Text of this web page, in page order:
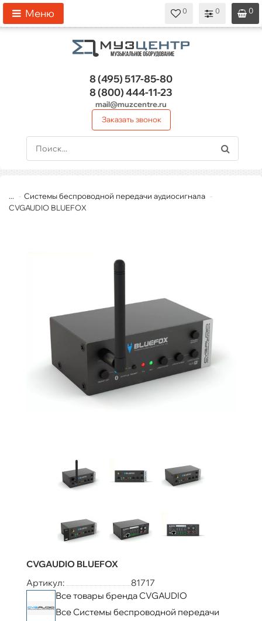
0
0
0
Меню
8 (495)517-85-80
8 (800)444-11-23
mail@muzcentre.ru
Заказать звонок
...
Системы беспроводной передачи аудиосигнала
CVGAUDIO BLUEFOX
CVGAUDIO BLUEFOX
Артикул:
81717
Все товары бренда CVGAUDIO
Все Системы беспроводной передачи